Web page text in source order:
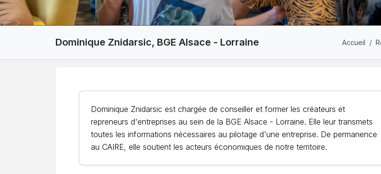
Dominique Znidarsic, BGE Alsace - Lorraine Accueil
Dominique Znidarsic est chargée de conseiller et former les créateurs et
repreneurs d'entreprises au sein de la BGE Alsace - Lorraine. Elle leur transmets
toutes les informations nécessaires au pilotage d'une entreprise. De permanence
au CAIRE, elle soutient les acteurs économiques de notre territoire.